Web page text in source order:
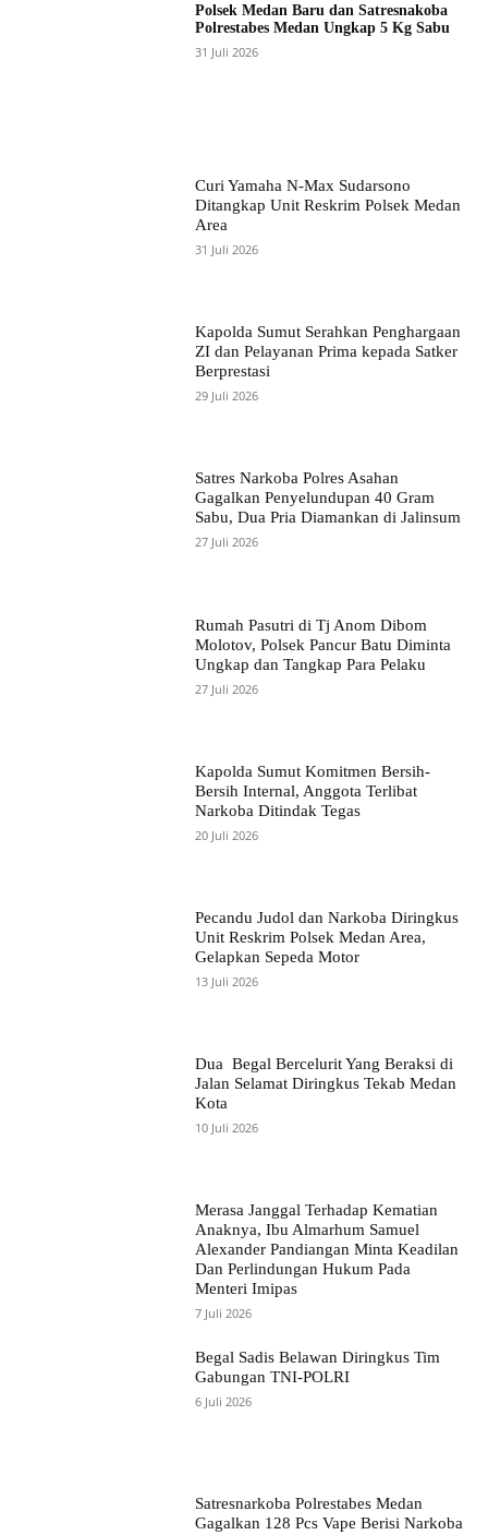
Polsek Medan Baru dan Satresnakoba
Polrestabes Medan Ungkap 5 Kg Sabu
31 Juli 2026
Curi Yamaha N-Max Sudarsono
Ditangkap Unit Reskrim Polsek Medan
Area
31 Juli 2026
Kapolda Sumut Serahkan Penghargaan
ZI dan Pelayanan Prima kepada Satker
Berprestasi
29 Juli 2026
Satres Narkoba Polres Asahan
Gagalkan Penyelundupan 40 Gram
Sabu, Dua Pria Diamankan di Jalinsum
27 Juli 2026
Rumah Pasutri di Tj Anom Dibom
Molotov, Polsek Pancur Batu Diminta
Ungkap dan Tangkap Para Pelaku
27 Juli 2026
Kapolda Sumut Komitmen Bersih-
Bersih Internal, Anggota Terlibat
Narkoba Ditindak Tegas
20 Juli 2026
Pecandu Judol dan Narkoba Diringkus
Unit Reskrim Polsek Medan Area,
Gelapkan Sepeda Motor
13 Juli 2026
Dua Begal Bercelurit Yang Beraksi di
Jalan Selamat Diringkus Tekab Medan
Kota
10 Juli 2026
Merasa Janggal Terhadap Kematian
Anaknya, Ibu Almarhum Samuel
Alexander Pandiangan Minta Keadilan
Dan Perlindungan Hukum Pada
Menteri Imipas
7 Juli 2026
Begal Sadis Belawan Diringkus Tim
Gabungan TNI-POLRI
6 Juli 2026
Satresnarkoba Polrestabes Medan
Gagalkan 128 Pcs Vape Berisi Narkoba